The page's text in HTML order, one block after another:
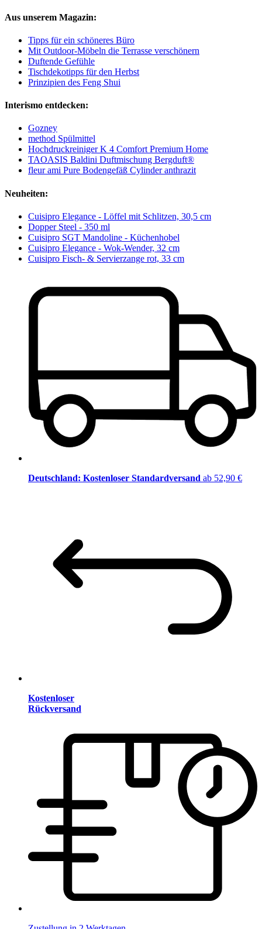
Aus unserem Magazin:
Tipps für ein schöneres Büro
Mit Outdoor-Möbeln die Terrasse verschönern
Duftende Gefühle
Tischdekotipps für den Herbst
Prinzipien des Feng Shui
Interismo entdecken:
Gozney
method Spülmittel
Hochdruckreiniger K 4 Comfort Premium Home
TAOASIS Baldini Duftmischung Bergduft®
fleur ami Pure Bodengefäß Cylinder anthrazit
Neuheiten:
Cuisipro Elegance - Löffel mit Schlitzen, 30,5 cm
Dopper Steel - 350 ml
Cuisipro SGT Mandoline - Küchenhobel
Cuisipro Elegance - Wok-Wender, 32 cm
Cuisipro Fisch- & Servierzange rot, 33 cm
Deutschland: Kostenloser Standardversand ab 52,90 €
Kostenloser
Rückversand